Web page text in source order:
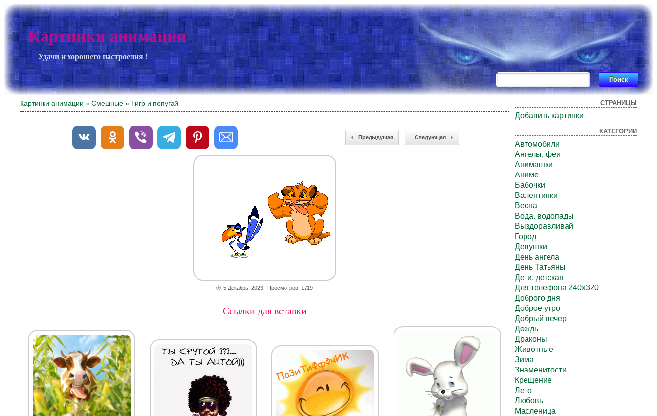
Картинки анимации
Удачи и хорошего настроения !
Картинки анимации »Смешные » Тигр и попугай
Предыдущая Следующая
5 Декабрь, 2023 | Просмотров: 1719
Ссылки для вставки
СТРАНИЦЫ
Добавить картинки
КАТЕГОРИИ
Автомобили
Ангелы, феи
Анимашки
Аниме
Бабочки
Валентинки
Весна
Вода, водопады
Выздоравливай
Город
Девушки
День ангела
День Татьяны
Дети, детская
Для телефона 240х320
Доброго дня
Доброе утро
Добрый вечер
Дождь
Драконы
Животные
Зима
Знаменитости
Крещение
Лето
Любовь
Масленица